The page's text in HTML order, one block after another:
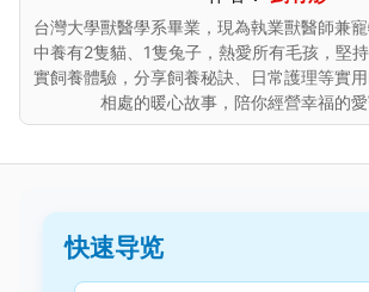
台灣大學獸醫學系畢業，現為執業獸醫師兼
中養有2隻貓、1隻兔子，熱愛所有毛孩，堅
實飼養體驗，分享飼養秘訣、日常護理等實
相處的暖心故事，陪你經營幸福的愛
快速导览